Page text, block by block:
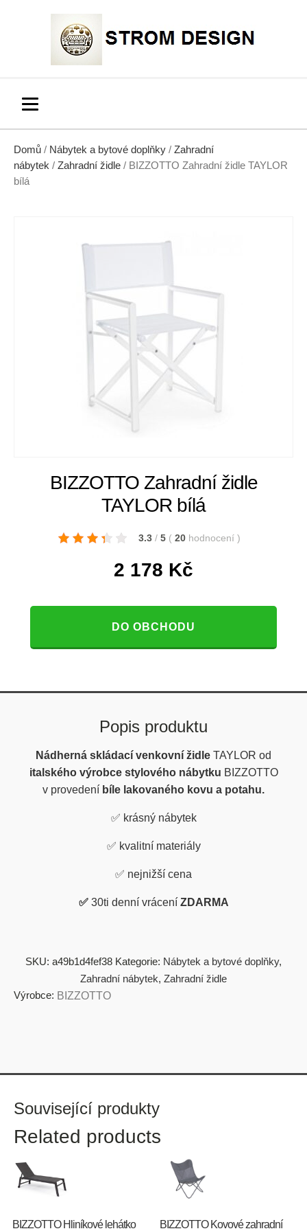
Domů / Nábytek a bytové doplňky / Zahradní
nábytek / Zahradní židle / BIZZOTTO Zahradní židle TAYLOR
bílá
BIZZOTTO Zahradní židle
TAYLOR bílá
3.3 / 5 ( 20 hodnocení )
2 178 Kč
DO OBCHODU
Popis produktu
Nádherná skládací venkovní židle TAYLOR od
italského výrobce stylového nábytku BIZZOTTO
v provedení bíle lakovaného kovu a potahu.
✅ krásný nábytek
✅ kvalitní materiály
✅ nejnižší cena
✅ 30ti denní vrácení ZDARMA
SKU: a49b1d4fef38 Kategorie: Nábytek a bytové doplňky,
Zahradní nábytek, Zahradní židle
Výrobce: BIZZOTTO
Související produkty
Related products
BIZZOTTO Hliníkové lehátko BIZZOTTO Kovové zahradní